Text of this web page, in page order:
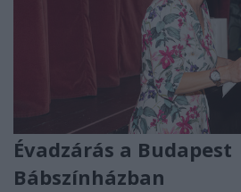
Évadzárás a Budapest
Bábszínházban